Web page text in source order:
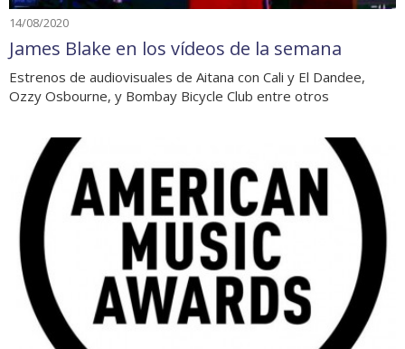
14/08/2020
James Blake en los vídeos de la semana
Estrenos de audiovisuales de Aitana con Cali y El Dandee,
Ozzy Osbourne, y Bombay Bicycle Club entre otros